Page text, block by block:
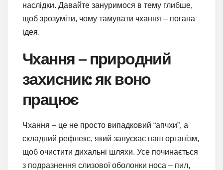
наслідки. Давайте зануримося в тему глибше,
щоб зрозуміти, чому тамувати чхання – погана
ідея.
Чхання – природний
захисник: як воно
працює
Чхання – це не просто випадковий “апчхи”, а
складний рефлекс, який запускає наш організм,
щоб очистити дихальні шляхи. Усе починається
з подразнення слизової оболонки носа – пил,